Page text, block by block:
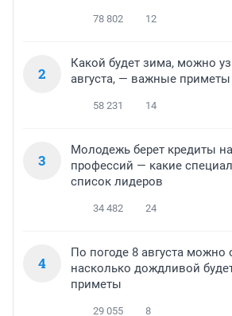
78 802 12
2
Какой будет зима, можно
августа, — важные приметы
58 231 14
3
Молодежь берет кредиты на
профессий — какие
список лидеров
34 482 24
4
По погоде 8 августа можно
насколько дождливой
приметы
29 055 8